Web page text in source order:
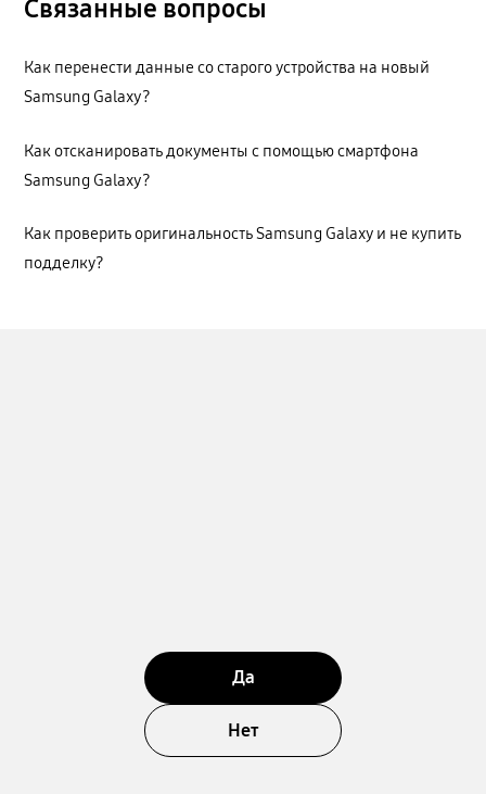
Связанные вопросы
Как перенести данные со старого устройства на новый
Samsung Galaxy?
Как отсканировать документы с помощью смартфона
Samsung Galaxy?
Как проверить оригинальность Samsung Galaxy и не купить
подделку?
Да
Нет